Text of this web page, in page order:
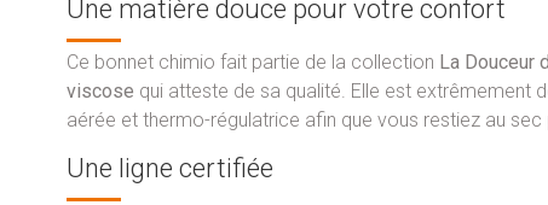
Une matière douce pour votre confort
Ce bonnet chimio fait partie de la collection La Douceur
viscose qui atteste de sa qualité. Elle est extrêmement
aérée et thermo-régulatrice afin que vous restiez au
Une ligne certifiée